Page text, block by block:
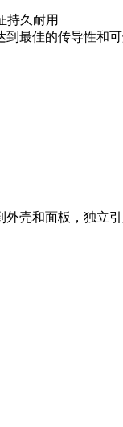
持久耐用
到最佳的传导性和
外壳和面板，独立